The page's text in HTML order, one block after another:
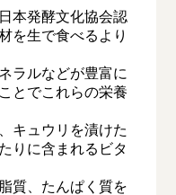
本発酵文化協会認
を生で食べるより
ラルなどが豊富に
とでこれらの栄養
キュウリを漬けた
りに含まれるビタ
質、たんぱく質を